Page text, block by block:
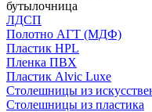
бутылочница
ЛДСП
Полотно АГТ (МДФ)
Пластик HPL
Пленка ПВХ
Пластик Alvic Luxe
Столешницы из
Столешницы из пластика